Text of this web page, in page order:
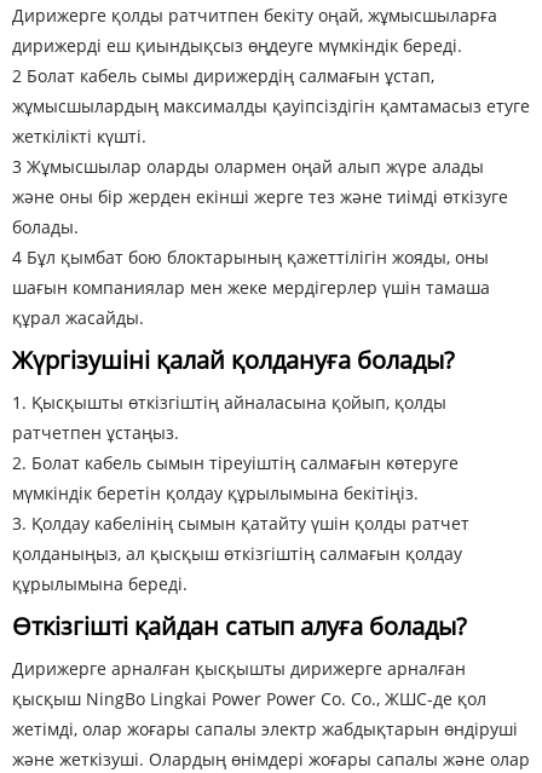
Дирижерге қолды ратчитпен бекіту оңай, жұмысшыларға
дирижерді еш қиындықсыз өңдеуге мүмкіндік береді.
2 Болат кабель сымы дирижердің салмағын ұстап,
жұмысшылардың максималды қауіпсіздігін қамтамасыз етуге
жеткілікті күшті.
3 Жұмысшылар оларды олармен оңай алып жүре алады
және оны бір жерден екінші жерге тез және тиімді өткізуге
болады.
4 Бұл қымбат бою блоктарының қажеттілігін жояды, оны
шағын компаниялар мен жеке мердігерлер үшін тамаша
құрал жасайды.
Жүргізушіні қалай қолдануға болады?
1. Қысқышты өткізгіштің айналасына қойып, қолды
ратчетпен ұстаңыз.
2. Болат кабель сымын тіреуіштің салмағын көтеруге
мүмкіндік беретін қолдау құрылымына бекітіңіз.
3. Қолдау кабелінің сымын қатайту үшін қолды ратчет
қолданыңыз, ал қысқыш өткізгіштің салмағын қолдау
құрылымына береді.
Өткізгішті қайдан сатып алуға болады?
Дирижерге арналған қысқышты дирижерге арналған
қысқыш NingBo Lingkai Power Power Co. Co., ЖШС-де қол
жетімді, олар жоғары сапалы электр жабдықтарын өндіруші
және жеткізуші. Олардың өнімдері жоғары сапалы және олар